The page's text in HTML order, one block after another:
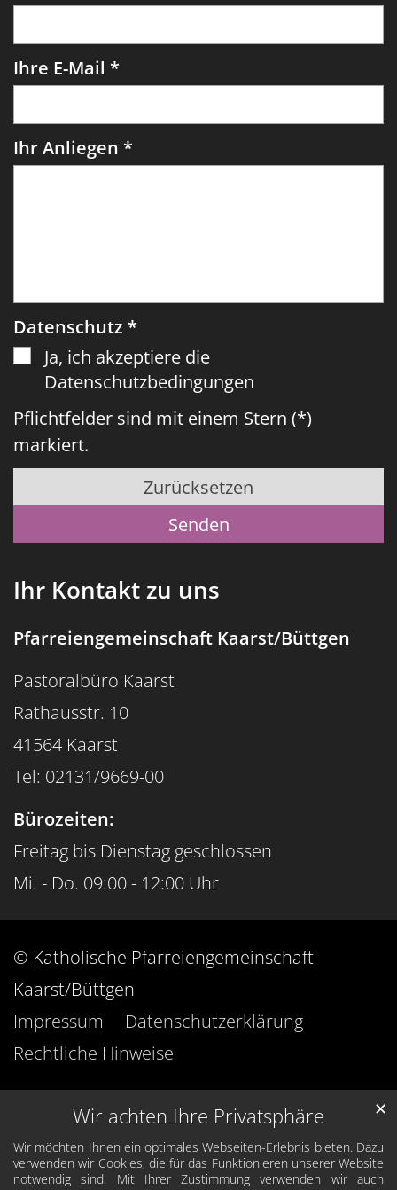
Wir achten Ihre Privatsphäre
Wir möchten Ihnen ein optimales Webseiten-Erlebnis bieten. Dazu
verwenden wir Cookies, die für das Funktionieren unserer Website
notwendig sind. Mit Ihrer Zustimmung verwenden wir auch
✕
Ihre E-Mail *
Ihr Anliegen *
Datenschutz *
Ja, ich akzeptiere die
Datenschutzbedingungen
Pflichtfelder sind mit einem Stern (*)
markiert.
Zurücksetzen
Ihr Kontakt zu uns
Pfarreiengemeinschaft Kaarst/Büttgen
Pastoralbüro Kaarst
Rathausstr. 10
41564 Kaarst
Tel: 02131/9669-00
Bürozeiten:
Freitag bis Dienstag geschlossen
Mi. - Do. 09:00 - 12:00 Uhr
© Katholische Pfarreiengemeinschaft
Kaarst/Büttgen
Impressum
Datenschutzerklärung
Rechtliche Hinweise